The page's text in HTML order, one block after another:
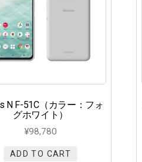
N F-51C（カラー：フォ
グホワイト）
¥98,780
ADD TO CART